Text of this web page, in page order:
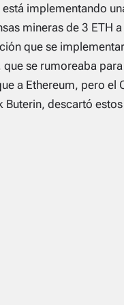
implementando
mineras de 3 ETH
que se
que se rumoreaba
a Ethereum, pero el
Buterin, descartó